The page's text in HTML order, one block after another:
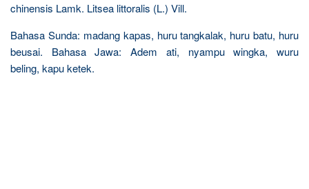
chinensis Lamk. Litsea littoralis (L.) Vill.
Bahasa Sunda: madang kapas, huru tangkalak, huru batu, huru
beusai. Bahasa Jawa: Adem ati, nyampu wingka, wuru
beling, kapu ketek.